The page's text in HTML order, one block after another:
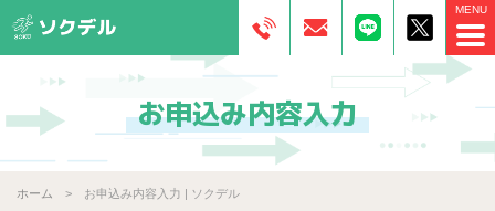
お申込み内容入力
ホーム お申込み内容入力 | ソクデル